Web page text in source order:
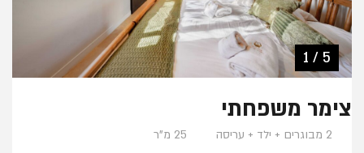
1 / 5
2 / 5
3 / 5
4 / 5
5 / 5
צימר משפחתי
2 מבוגרים + ילד + עריסה 25 מ"ר